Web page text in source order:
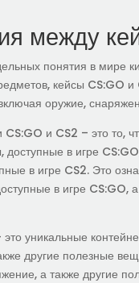
между
понятия в мире
кейсы CS:GO
оружие,
и CS2 – это то,
доступные в игре
в игре CS2. Это
в игре CS:GO,
уникальные
другие полезные
а также другие